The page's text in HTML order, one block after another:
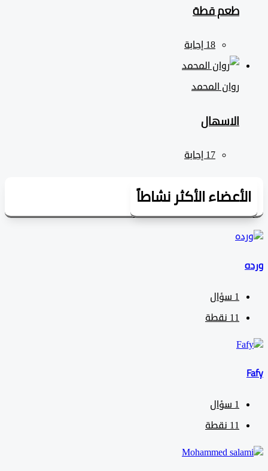
طعم قطة
روان المحمد
الاسهال
الأكثر نشاطاً
سؤال
نقطة
سؤال
نقطة